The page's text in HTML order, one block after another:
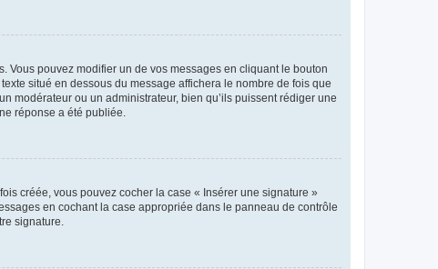
Vous pouvez modifier un de vos messages en cliquant le bouton
situé en dessous du message affichera le nombre de fois que
modérateur ou un administrateur, bien qu’ils puissent rédiger une
réponse a été publiée.
créée, vous pouvez cocher la case « Insérer une signature »
en cochant la case appropriée dans le panneau de contrôle
signature.